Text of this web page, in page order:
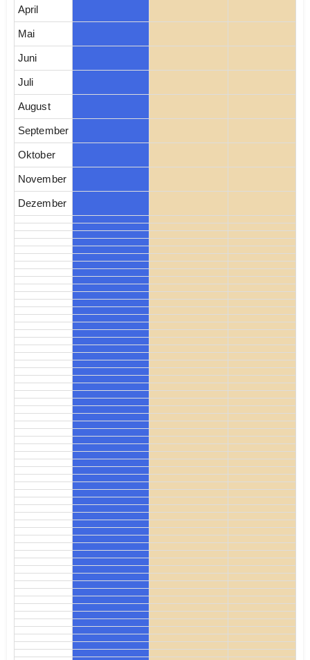
April
Mai
Juni
Juli
August
September
Oktober
November
Dezember